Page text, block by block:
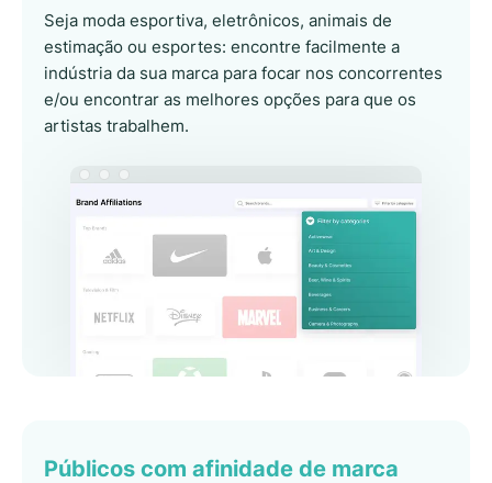
Seja moda esportiva, eletrônicos, animais de
estimação ou esportes: encontre facilmente a
indústria da sua marca para focar nos concorrentes
e/ou encontrar as melhores opções para que os
artistas trabalhem.
Públicos com afinidade de marca